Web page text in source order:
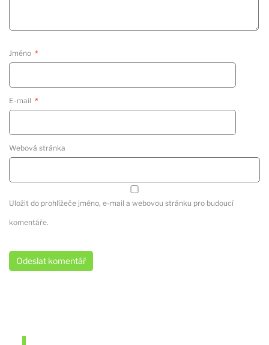
Jméno *
E-mail *
Webová stránka
Uložit do prohlížeče jméno, e-mail a webovou stránku pro budoucí
komentáře.